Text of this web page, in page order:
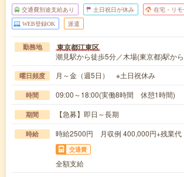
交通費別途支給あり 土日祝日が休み 在宅・リモ
WEB登録OK 派遣
勤務地 東京都江東区
潮見駅から徒歩5分／木場(東京都)駅か
曜日頻度 月～金（週5日） ※土日祝休み
時間 09:00～18:00(実働8時間 休憩1時間)
期間 【急募】即日～長期
時給 時給2500円 月収例 400,000円+残業代
交通費
全額支給